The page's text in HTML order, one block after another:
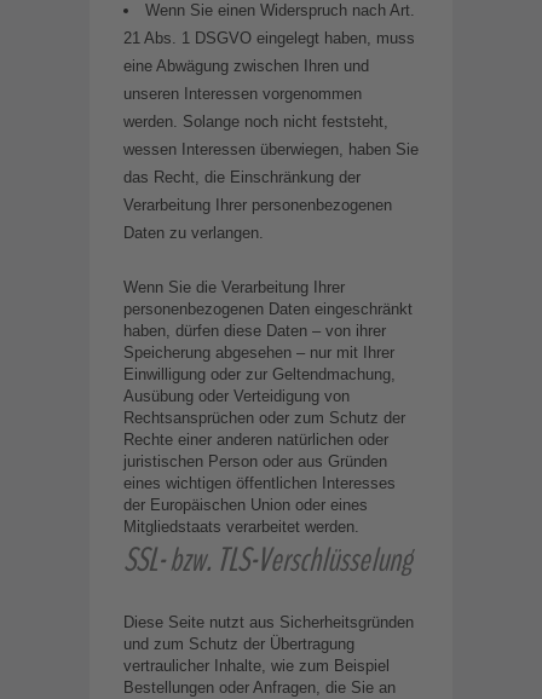
Wenn Sie einen Widerspruch nach Art.
21 Abs. 1 DSGVO eingelegt haben, muss
eine Abwägung zwischen Ihren und
unseren Interessen vorgenommen
werden. Solange noch nicht feststeht,
wessen Interessen überwiegen, haben Sie
das Recht, die Einschränkung der
Verarbeitung Ihrer personenbezogenen
Daten zu verlangen.
Wenn Sie die Verarbeitung Ihrer
personenbezogenen Daten eingeschränkt
haben, dürfen diese Daten – von ihrer
Speicherung abgesehen – nur mit Ihrer
Einwilligung oder zur Geltendmachung,
Ausübung oder Verteidigung von
Rechtsansprüchen oder zum Schutz der
Rechte einer anderen natürlichen oder
juristischen Person oder aus Gründen
eines wichtigen öffentlichen Interesses
der Europäischen Union oder eines
Mitgliedstaats verarbeitet werden.
SSL- bzw. TLS-Verschlüsselung
Diese Seite nutzt aus Sicherheitsgründen
und zum Schutz der Übertragung
vertraulicher Inhalte, wie zum Beispiel
Bestellungen oder Anfragen, die Sie an